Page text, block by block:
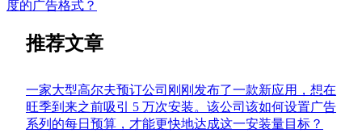
度的广告格式？
推荐文章
一家大型高尔夫预订公司刚刚发布了一款新应用，想在
旺季到来之前吸引 5 万次安装。该公司该如何设置广告
系列的每日预算，才能更快地达成这一安装量目标？